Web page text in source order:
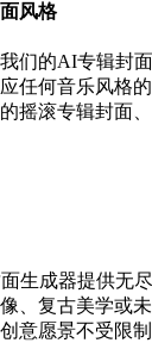
风格
们的AI专辑封
任何音乐风格
摇滚专辑封面
生成器提供无
、复古美学或
意愿景不受限制